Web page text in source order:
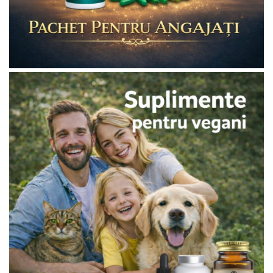
Digestie lentă
Echilibrare floră intestinală
Echilibru hormonal bărbați
Echilibru hormonal femei
Entorse, Luxații
Faringită
Fibrom Uterin
Flatulență
Fumat
Gastrite
Greață, Vărsături
Gripa si raceala